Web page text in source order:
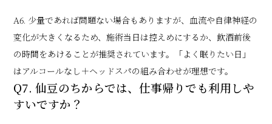
A6. 少量であれば問題ない場合もありますが、血流や自律神経の
変化が大きくなるため、施術当日は控えめにするか、飲酒前後
の時間をあけることが推奨されています。「よく眠りたい日」
はアルコールなし＋ヘッドスパの組み合わせが理想です。
Q7. 仙豆のちからでは、仕事帰りでも利用しや
すいですか？